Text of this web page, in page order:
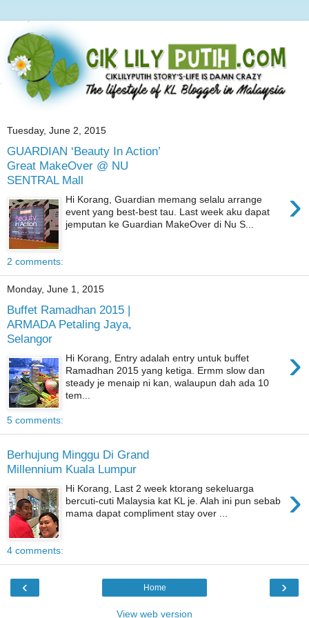
Tuesday, June 2, 2015
GUARDIAN ‘Beauty In Action’
Great MakeOver @ NU
SENTRAL Mall
›
Hi Korang, Guardian memang selalu arrange
event yang best-best tau. Last week aku dapat
jemputan ke Guardian MakeOver di Nu S...
2 comments:
Monday, June 1, 2015
Buffet Ramadhan 2015 |
ARMADA Petaling Jaya,
Selangor
›
Hi Korang, Entry adalah entry untuk buffet
Ramadhan 2015 yang ketiga. Ermm slow dan
steady je menaip ni kan, walaupun dah ada 10
tem...
5 comments:
Berhujung Minggu Di Grand
Millennium Kuala Lumpur
›
Hi Korang, Last 2 week ktorang sekeluarga
bercuti-cuti Malaysia kat KL je. Alah ini pun sebab
mama dapat compliment stay over ...
4 comments:
‹ ›
Home
View web version